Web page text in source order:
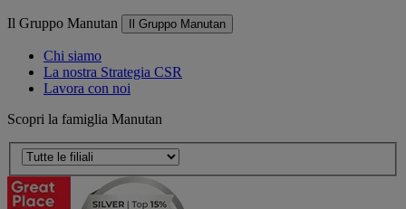
Il Gruppo Manutan Il Gruppo Manutan
Chi siamo
La nostra Strategia CSR
Lavora con noi
Scopri la famiglia Manutan